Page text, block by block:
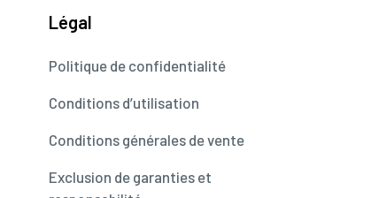
Légal
Politique de confidentialité
Conditions d’utilisation
Conditions générales de vente
Exclusion de garanties et